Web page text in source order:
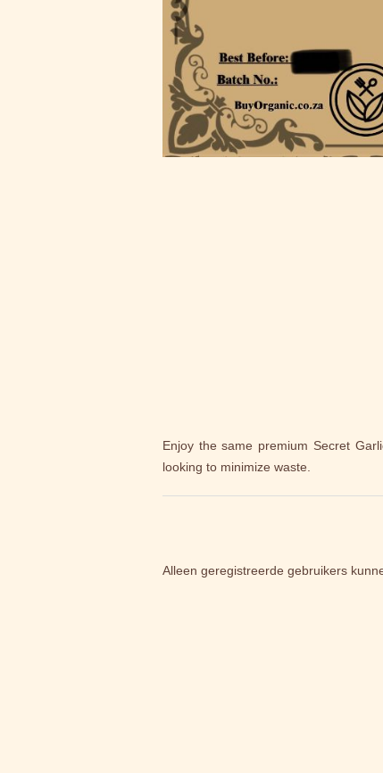
Enjoy the same premium Secret
looking to minimize waste.
Alleen geregistreerde gebruikers